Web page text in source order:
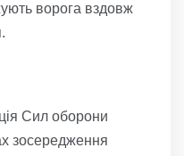
ворога вздовж
Сил оборони
зосередження